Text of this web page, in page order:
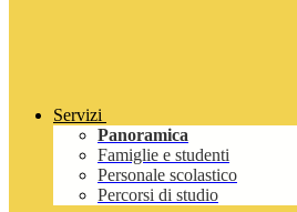
Servizi
Panoramica
Famiglie e studenti
Personale scolastico
Percorsi di studio